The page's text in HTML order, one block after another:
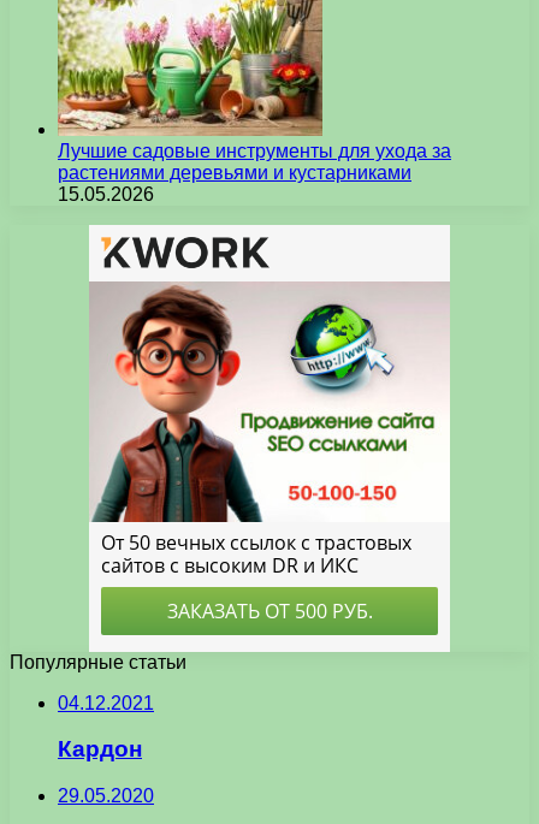
Лучшие садовые инструменты для ухода за
растениями деревьями и кустарниками
15.05.2026
Популярные статьи
04.12.2021
Кардон
29.05.2020